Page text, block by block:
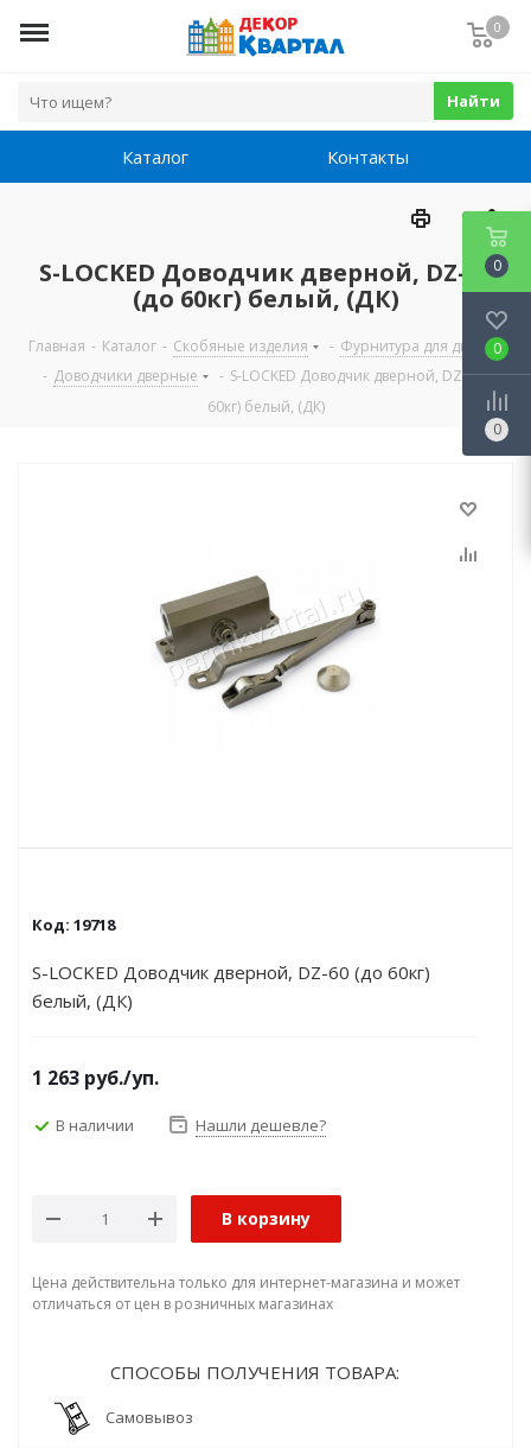
0
Найти
Каталог Контакты
S-LOCKED Доводчик дверной, DZ-60
(до 60кг) белый, (ДК)
Главная - Каталог - Скобяные изделия - Фурнитура для дверей
- Доводчики дверные - S-LOCKED Доводчик дверной, DZ-60 (до
60кг) белый, (ДК)
Код: 19718
S-LOCKED Доводчик дверной, DZ-60 (до 60кг)
белый, (ДК)
1 263 руб./уп.
В наличии Нашли дешевле?
В корзину
Цена действительна только для интернет-магазина и может
отличаться от цен в розничных магазинах
СПОСОБЫ ПОЛУЧЕНИЯ ТОВАРА:
Самовывоз
0
0
0